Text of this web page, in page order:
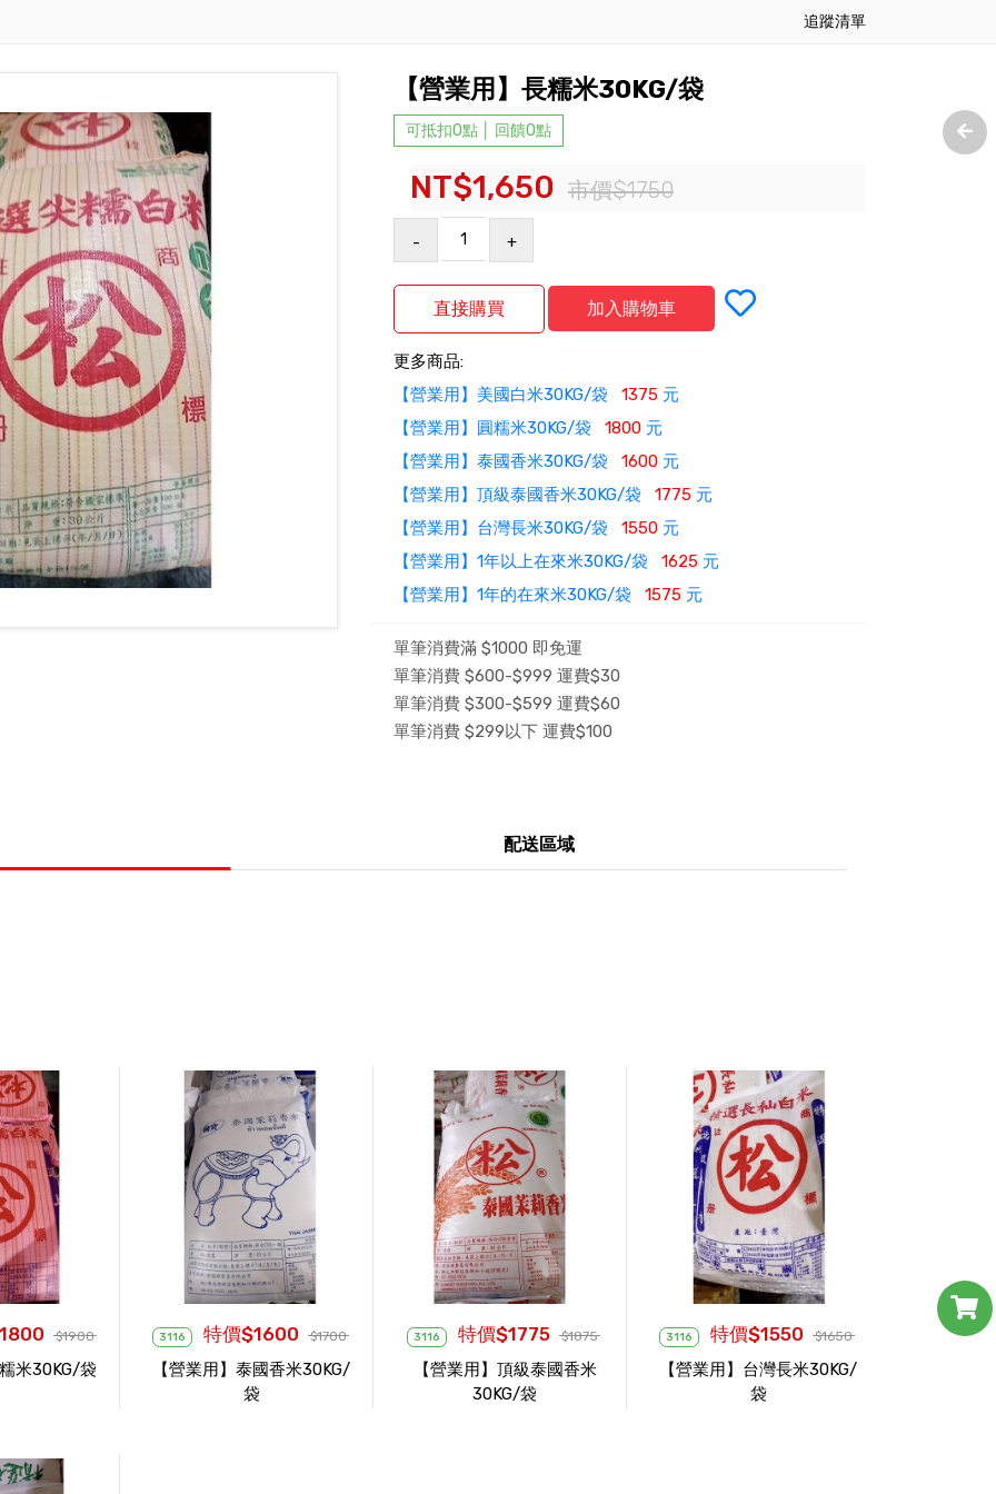
追蹤清單
【營業用】長糯米30KG/袋
可抵扣0點 │ 回饋0點
NT$1,650 市價$1750
- +
更多商品:
【營業用】美國白米30KG/袋 1375 元
【營業用】圓糯米30KG/袋 1800 元
【營業用】泰國香米30KG/袋 1600 元
【營業用】頂級泰國香米30KG/袋 1775 元
【營業用】台灣長米30KG/袋 1550 元
【營業用】1年以上在來米30KG/袋 1625 元
【營業用】1年的在來米30KG/袋 1575 元
單筆消費滿 $1000 即免運
單筆消費 $600-$999 運費$30
單筆消費 $300-$599 運費$60
單筆消費 $299以下 運費$100
配送區域
$1900
米30KG/袋
3116 特價$1600 $1700
【營業用】泰國香米30KG/
袋
3116 特價$1775 $1875
【營業用】頂級泰國香米
30KG/袋
3116 特價$1550 $1650
【營業用】台灣長米30KG/
袋